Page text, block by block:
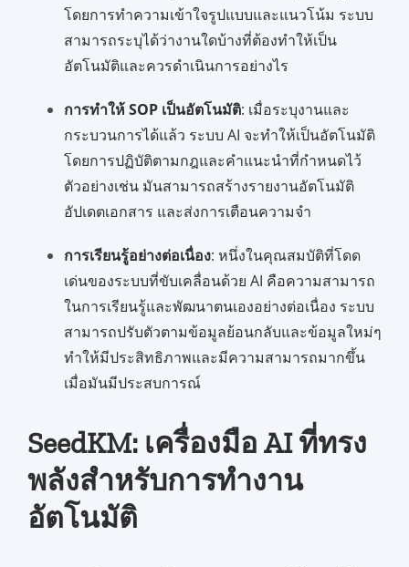
โดยการทำความเข้าใจรูปแบบและแนวโน้ม ระบบ
สามารถระบุได้ว่างานใดบ้างที่ต้องทำให้เป็น
อัตโนมัติและควรดำเนินการอย่างไร
การทำให้ SOP เป็นอัตโนมัติ: เมื่อระบุงานและ
กระบวนการได้แล้ว ระบบ AI จะทำให้เป็นอัตโนมัติ
โดยการปฏิบัติตามกฎและคำแนะนำที่กำหนดไว้
ตัวอย่างเช่น มันสามารถสร้างรายงานอัตโนมัติ
อัปเดตเอกสาร และส่งการเตือนความจำ
การเรียนรู้อย่างต่อเนื่อง: หนึ่งในคุณสมบัติที่โดด
เด่นของระบบที่ขับเคลื่อนด้วย AI คือความสามารถ
ในการเรียนรู้และพัฒนาตนเองอย่างต่อเนื่อง ระบบ
สามารถปรับตัวตามข้อมูลย้อนกลับและข้อมูลใหม่ๆ
ทำให้มีประสิทธิภาพและมีความสามารถมากขึ้น
เมื่อมันมีประสบการณ์
SeedKM: เครื่องมือ AI ที่ทรง
พลังสำหรับการทำงาน
อัตโนมัติ